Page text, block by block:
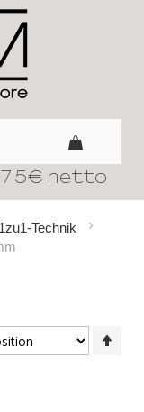
75€ netto
1zu1-Technik